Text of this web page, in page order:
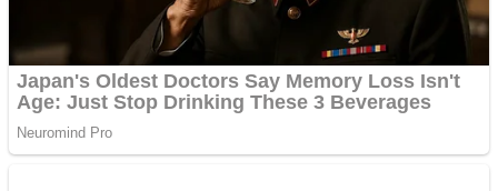
Pastorul Liviu Radu a
trecut la Domnul